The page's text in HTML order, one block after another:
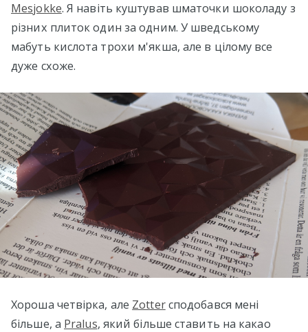
Mesjokke. Я навіть куштував шматочки шоколаду з
різних плиток один за одним. У шведському
мабуть кислота трохи м'якша, але в цілому все
дуже схоже.
Хороша четвірка, але Zotterсподобався мені
більше, а Pralus, який більше ставить на какао